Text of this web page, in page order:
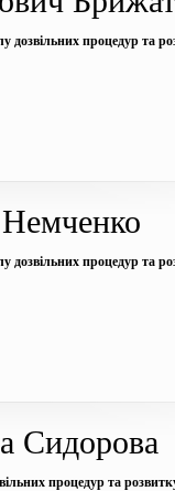
дозвільних процедур та
дозвільних процедур та
Сидорова
процедур та